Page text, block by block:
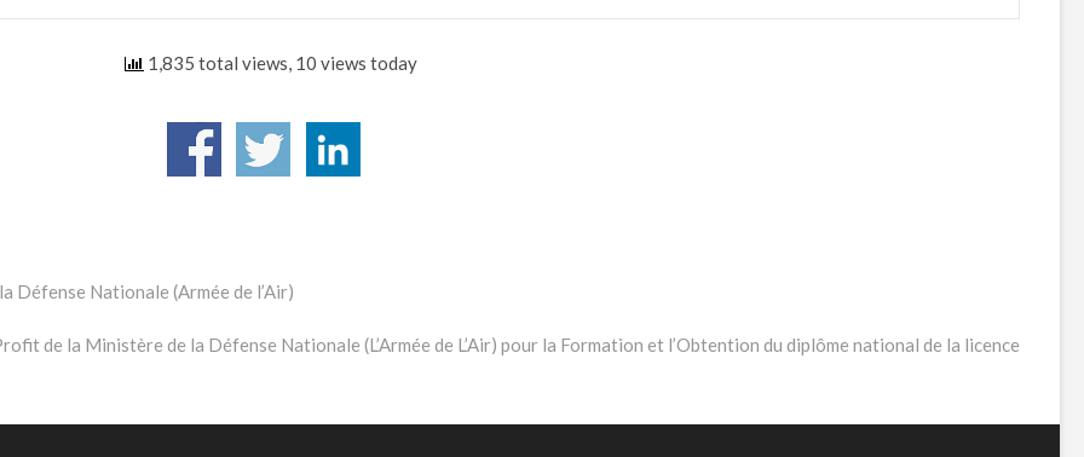
1,835 total views, 10 views today
Défense Nationale (Armée de l’Air)
de la Ministère de la Défense Nationale (L’Armée de L’Air) pour la Formation et l’Obtention du diplôme national de la licence